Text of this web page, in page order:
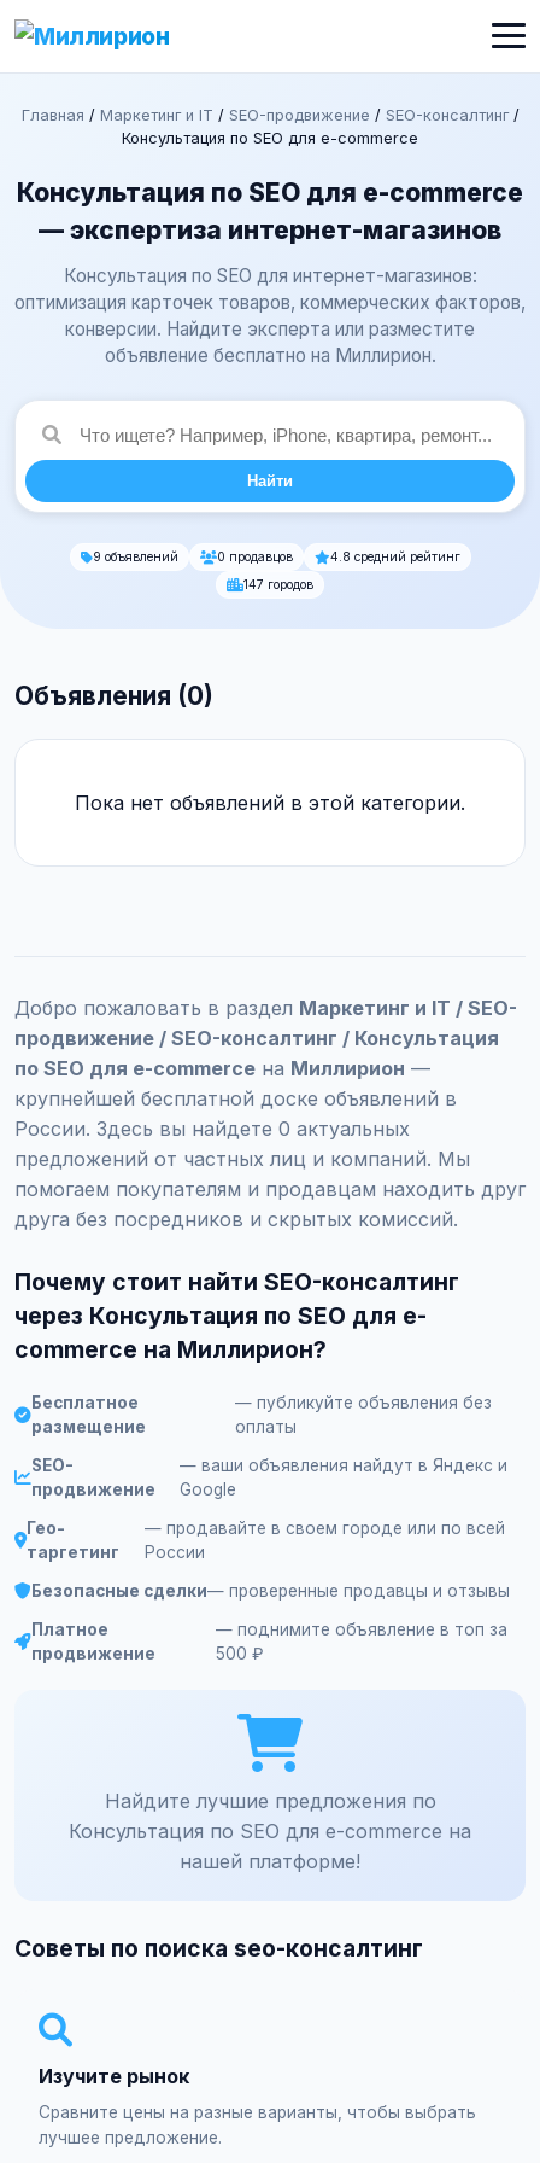
Главная / Маркетинг и IT / SEO-продвижение / SEO-консалтинг/
Консультация по SEO для e-commerce
Консультация по SEO для e-commerce
— экспертиза интернет-магазинов
Консультация по SEO для интернет-магазинов:
оптимизация карточек товаров, коммерческих факторов,
конверсии. Найдите эксперта или разместите
объявление бесплатно на Миллирион.
Найти
9 объявлений 0 продавцов
4.8 средний рейтинг
147 городов
Объявления (0)
Пока нет объявлений в этой категории.
Добро пожаловать в раздел Маркетинг и IT / SEO-
продвижение / SEO-консалтинг / Консультация
по SEO для e-commerce на Миллирион —
крупнейшей бесплатной доске объявлений в
России. Здесь вы найдете 0 актуальных
предложений от частных лиц и компаний. Мы
помогаем покупателям и продавцам находить друг
друга без посредников и скрытых комиссий.
Почему стоит найти SEO-консалтинг
через Консультация по SEO для e-
commerce на Миллирион?
Бесплатное
размещение
— публикуйте объявления без
оплаты
SEO-
продвижение
— ваши объявления найдут в Яндекс и
Google
Гео-
таргетинг
— продавайте в своем городе или по всей
России
Безопасные сделки— проверенные продавцы и отзывы
Платное
продвижение
— поднимите объявление в топ за
500 ₽
Найдите лучшие предложения по
Консультация по SEO для e-commerce на
нашей платформе!
Советы по поиска seo-консалтинг
Изучите рынок
Сравните цены на разные варианты, чтобы выбрать
лучшее предложение.